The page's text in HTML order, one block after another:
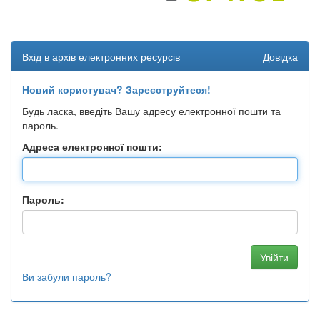
Вхід в архів електронних ресурсів Довідка
Новий користувач? Зареєструйтеся!
Будь ласка, введіть Вашу адресу електронної пошти та
пароль.
Адреса електронної пошти:
Пароль:
Ви забули пароль?